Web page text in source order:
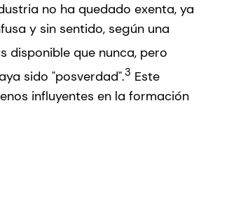
no ha quedado exenta, ya
y sin sentido, según una
disponible que nunca, pero
sido "posverdad".3 Este
influyentes en la formación